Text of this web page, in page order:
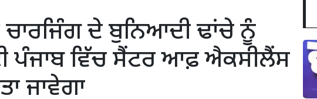
ਚਾਰਜਿੰਗ ਦੇ ਬੁਨਿਆਦੀ ਢਾਂਚੇ ਨੂੰ
ਵਿੱਚ ਸੈਂਟਰ ਆਫ਼ ਐਕਸੀਲੈਂਸ
ਜਾਵੇਗਾ